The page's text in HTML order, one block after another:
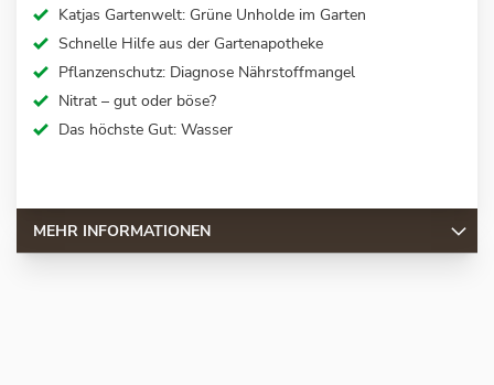
Katjas Gartenwelt: Grüne Unholde im Garten
Schnelle Hilfe aus der Gartenapotheke
Pflanzenschutz: Diagnose Nährstoffmangel
Nitrat – gut oder böse?
Das höchste Gut: Wasser
MEHR INFORMATIONEN